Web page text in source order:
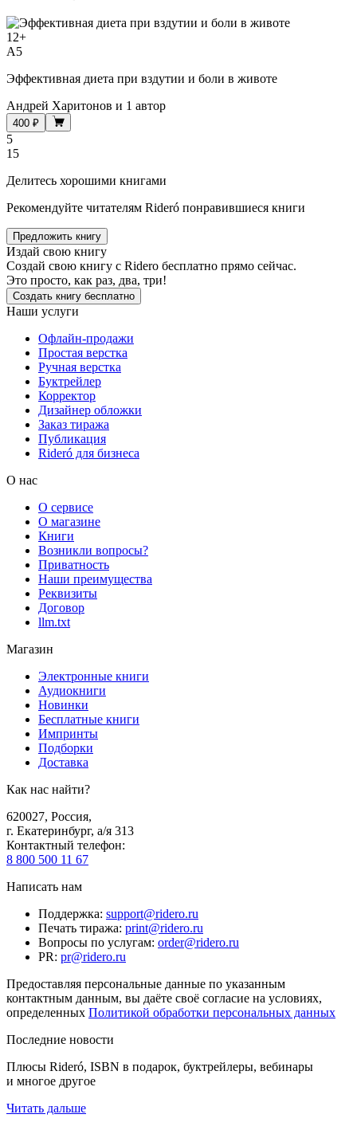
12+
A5
Эффективная диета при вздутии и боли в животе
Андрей Харитонов и 1 автор
400 ₽
5
15
Делитесь хорошими книгами
Рекомендуйте читателям Rideró понравившиеся книги
Предложить книгу
Издай свою книгу
Создай свою книгу с Ridero бесплатно прямо сейчас.
Это просто, как раз, два, три!
Создать книгу бесплатно
Наши услуги
Офлайн-продажи
Простая верстка
Ручная верстка
Буктрейлер
Корректор
Дизайнер обложки
Заказ тиража
Публикация
Rideró для бизнеса
О нас
О сервисе
О магазине
Книги
Возникли вопросы?
Приватность
Наши преимущества
Реквизиты
Договор
llm.txt
Магазин
Электронные книги
Аудиокниги
Новинки
Бесплатные книги
Импринты
Подборки
Доставка
Как нас найти?
620027, Россия,
г. Екатеринбург, а/я 313
Контактный телефон:
8 800 500 11 67
Написать нам
Поддержка: support@ridero.ru
Печать тиража: print@ridero.ru
Вопросы по услугам: order@ridero.ru
PR: pr@ridero.ru
Предоставляя персональные данные по указанным
контактным данным, вы даёте своё согласие на условиях,
определенных Политикой обработки персональных данных
Последние новости
Плюсы Rideró, ISBN в подарок, буктрейлеры, вебинары
и многое другое
Читать дальше